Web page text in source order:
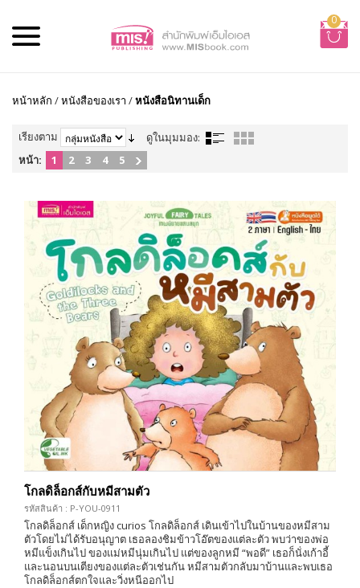
0
หน้าหลัก /หนังสือของเรา /หนังสือนิทานเด็ก
เรียงตาม
ดูในมุมมอง:
หน้า:
1 2 3 4 5
โกลดิล็อกส์กับหมีสามตัว
รหัสสินค้า : P-YOU-0911
โกลดิล็อกส์ เด็กหญิง curios โกลดิล็อกส์ เดินเข้าไปในบ้านของหมีสาม
ตัวโดยไม่ได้รับอนุญาต เธอลองชิมข้าวโอ๊ตของแต่ละตัว พบว่าของพ่อ
หมีแข็งเกินไป ของแม่หมีนุ่มเกินไป แต่ของลูกหมี “พอดี” เธอก็นั่งเก้าอี้
และนอนบนเตียงของแต่ละตัวเช่นกัน หมีสามตัวกลับมาบ้านและพบเธอ
โกลดิล็อกส์ตกใจและวิ่งหนีออกไป